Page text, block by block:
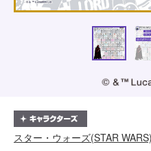
スター・ウォーズ(STAR WARS)